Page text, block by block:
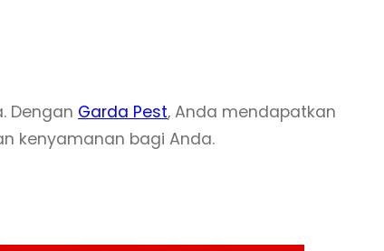
Dengan Garda Pest, Anda mendapatkan
kenyamanan bagi Anda.